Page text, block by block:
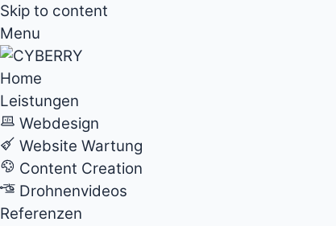
Skip to content
Menu
Home
Leistungen
Webdesign
Website Wartung
Content Creation
Drohnenvideos
Referenzen